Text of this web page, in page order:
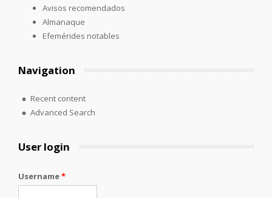
Avisos recomendados
Almanaque
Efemérides notables
Navigation
Recent content
Advanced Search
User login
Username*